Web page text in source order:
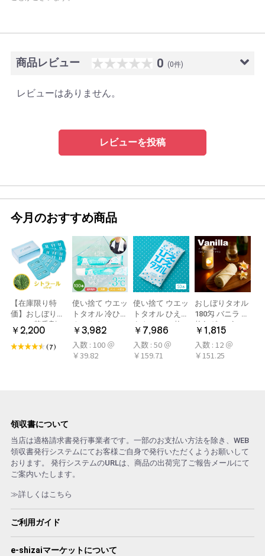
商品レビュー 0 (0件)
レビューはありません。
レビューを投稿
今月のおすすめ商品
【在庫限り特
価】おしぼり用
アロマ芳香剤
LARME(ラルム)
シトラール 旧デ
￥2,200
(7)
使い捨て ウエッ
トタオル 冷ひや
ネックタオル
50本×2パック
100本 冷感タオ
ル 首 個包装 日
￥3,982
入数 : 100 ＠
￥39.82
使い捨て ウエッ
トタオル ひえひ
えタオル 50枚
冷感タオル ミン
ト アロマおしぼ
り
￥7,986
入数 : 50 ＠
￥159.71
おしぼりタオル
180匁 バニラ 12
枚(1ダース)
￥1,815
入数 : 12 ＠
￥151.25
領収書について
当店は適格請求書発行事業者です。一部のお支払い方法を除き、WEB
領収書発行システムにてお客様ご自身で発行いただくようお願いして
おります。 発行システムのURLは、商品の出荷完了ご報告メールにて
ご案内いたします。
≫詳しくはこちら
ご利用ガイド
e-shizaiマーケットについて